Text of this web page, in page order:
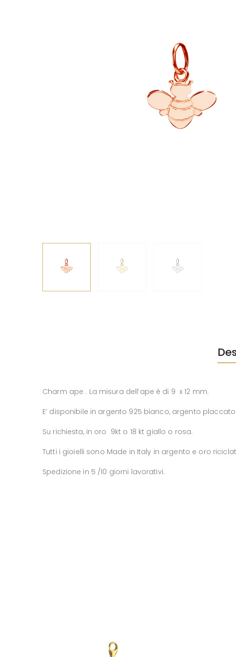
Charm ape . La misura dell’ape è di 9 x 12 mm.
E’ disponibile in argento 925 bianco, argento
Su richiesta, in oro 9kt o 18 kt giallo o rosa.
Tutti i gioielli sono Made in Italy in argento e oro
Spedizione in 5 /10 giorni lavorativi.